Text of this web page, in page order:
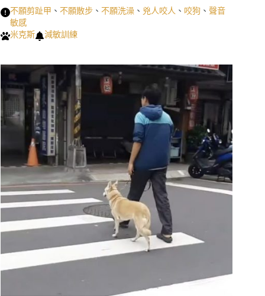
不願剪趾甲 、 不願散步 、 不願洗澡 、 兇人咬人 、 咬狗 、 聲音
敏感
米克斯
減敏訓練